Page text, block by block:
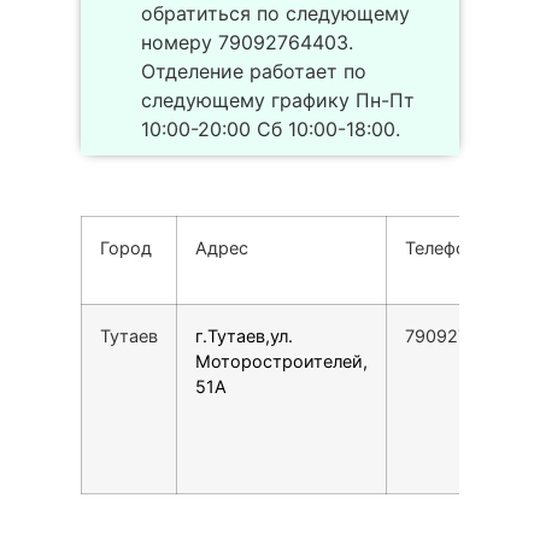
обратиться по следующему
номеру 79092764403.
Отделение работает по
следующему графику Пн-Пт
10:00-20:00 Сб 10:00-18:00.
Город Адрес Телефон
Тутаев
г.Тутаев,ул.
Моторостроителей,
51А
79092764403